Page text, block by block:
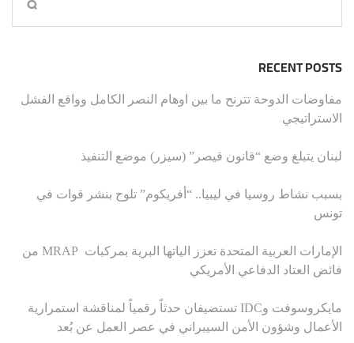
RECENT POSTS
مفاوضات الدوحة تترنح ما بين اوهام النصر الكامل وواقع الفشل
الاستراتيجي
لبنان يتبلغ وضع “قانون قيصر” (سيزر) موضع التنفيذ
بسبب نشاط روسيا في ليبيا.. “أفريكوم” تلوح بنشر قوات في
تونس
الإمارات العربية المتحدة تعزز الياتها البرية بمركبات MRAP من
فائض العتاد الدفاعي الأمريكي
مايكروسوفت وIDC تستضيفان حدثاً رقمياً لمناقشة استمرارية
الأعمال وشؤون الأمن السيبراني في عصر العمل عن بُعد